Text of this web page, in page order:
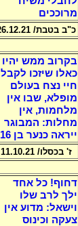
מרוככים
כ"ב בטבת/ 26.12.21
בקרוב ממש יהיו
כאלו שיזכו לקבל
חיי נצח בעולם
מופלא, שבו אין
מלחמות, אין
מחלות: המבוגר
ייראה כנער בן 16
ז' בכסלו/ 11.10.21
דחוף! כל אחד
ילך לרב שלו
וישאל: מדוע אין
צעקה וכינוס